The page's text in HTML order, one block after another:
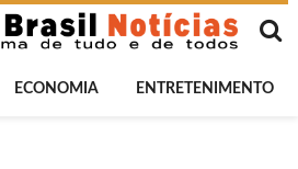
ECONOMIA ENTRETENIMENTO